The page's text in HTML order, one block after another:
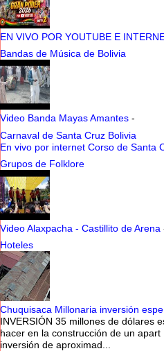
EN VIVO POR YOUTUBE E
Bandas de Música de Bolivia
Video Banda Mayas Amantes -
Carnaval de Santa Cruz Bolivia
En vivo por internet Corso de Santa
Grupos de Folklore
Video Alaxpacha - Castillito de Arena
Hoteles
Chuquisaca Millonaria inversión
INVERSIÓN 35 millones de dólares
hacer en la construcción de un
inversión de aproximad...